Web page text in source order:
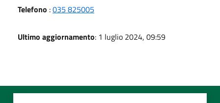
Telefono :035 825005
Ultimo aggiornamento: 1 luglio 2024, 09:59